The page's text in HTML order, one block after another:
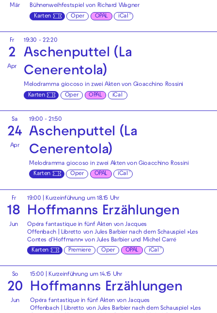
Mär
Bühnenweihfestspiel von Richard Wagner
Karten
Oper OPAL iCal
Fr
2
Apr
19:30 - 22:20
Aschenputtel (La
Cenerentola)
Melodramma giocoso in zwei Akten von Gioacchino Rossini
Karten
Oper OPAL iCal
Sa
24
Apr
19:00 - 21:50
Aschenputtel (La
Cenerentola)
Melodramma giocoso in zwei Akten von Gioacchino Rossini
Karten
Oper OPAL iCal
Fr
18
Jun
19:00 | Kurzeinführung um 18.15 Uhr
Hoffmanns Erzählungen
Opéra fantastique in fünf Akten von Jacques
Offenbach | Libretto von Jules Barbier nach dem Schauspiel »Les
Contes d′Hoffmann« von Jules Barbier und Michel Carré
Karten
Premiere Oper OPAL iCal
So
20
Jun
15:00 | Kurzeinführung um 14.15 Uhr
Hoffmanns Erzählungen
Opéra fantastique in fünf Akten von Jacques
Offenbach | Libretto von Jules Barbier nach dem Schauspiel »Les